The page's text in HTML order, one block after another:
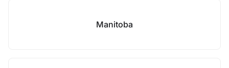
Manitoba